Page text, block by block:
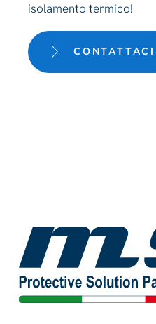
isolamento termico!
CONTATTACI